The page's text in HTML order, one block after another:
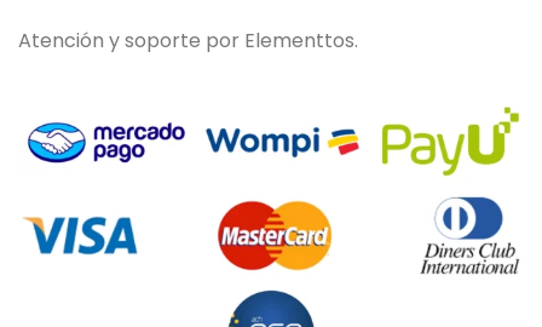
Atención y soporte por Elementtos.